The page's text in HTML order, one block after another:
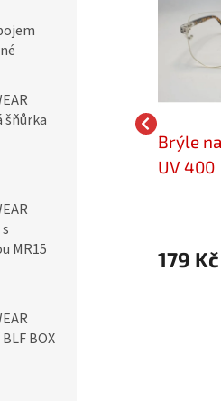
šňůrka
MR15
BOX
CAT.0
Brýle
UV 400
179 Kč